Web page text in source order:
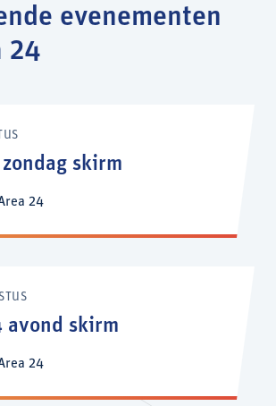
evenementen
24
zondag skirm
24
avond skirm
24